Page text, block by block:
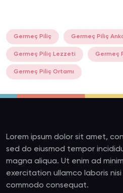
Germeç Piliç Germeç Piliç
Germeç Piliç Lezzeti Germeç
Germeç Piliç Ortamı
Lorem ipsum dolor sit amet,
sed do eiusmod tempor
magna aliqua. Ut enim ad
exercitation ullamco laboris
commodo consequat.